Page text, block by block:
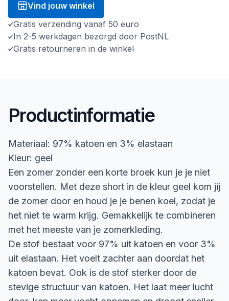
Vind jouw winkel
Gratis verzending vanaf 50 euro
In 2-5 werkdagen bezorgd door PostNL
Gratis retourneren in de winkel
Productinformatie
Materiaal: 97% katoen en 3% elastaan
Kleur: geel
Een zomer zonder een korte broek kun je je niet
voorstellen. Met deze short in de kleur geel kom jij
de zomer door en houd je je benen koel, zodat je
het niet te warm krijg. Gemakkelijk te combineren
met het meeste van je zomerkleding.
De stof bestaat voor 97% uit katoen en voor 3%
uit elastaan. Het voelt zachter aan doordat het
katoen bevat. Ook is de stof sterker door de
stevige structuur van katoen. Het laat meer lucht